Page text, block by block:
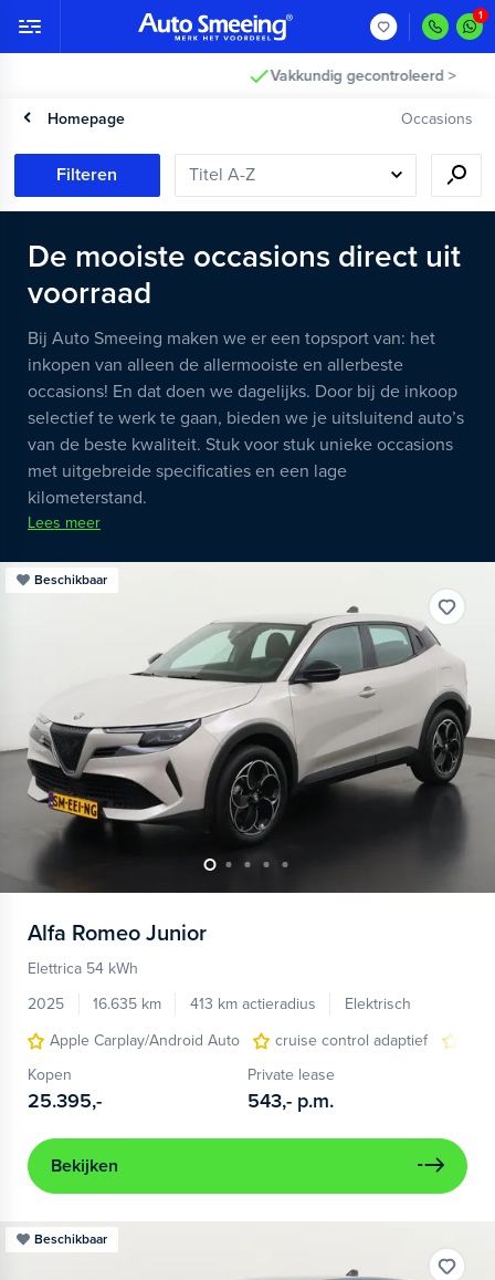
Vakkundig gecontroleerd >
Homepage Occasions
Filteren
De mooiste occasions direct uit
voorraad
Bij Auto Smeeing maken we er een topsport van: het
inkopen van alleen de allermooiste en allerbeste
occasions! En dat doen we dagelijks. Door bij de inkoop
selectief te werk te gaan, bieden we je uitsluitend auto’s
van de beste kwaliteit. Stuk voor stuk unieke occasions
met uitgebreide specificaties en een lage
kilometerstand.
Lees meer
Beschikbaar
Alfa Romeo Junior
Elettrica 54 kWh
2025
16.635 km 413 km actieradius
Elektrisch
Apple Carplay/Android Auto
cruise control adaptief
Kopen
25.395,-
Private lease
543,- p.m.
Bekijken
Beschikbaar